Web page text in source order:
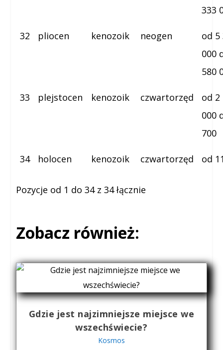
333
32 pliocen kenozoik neogen
od 5
000
580
33 plejstocen kenozoik czwartorzęd
od 2
000
700
34 holocen kenozoik czwartorzęd od
Pozycje od 1 do 34 z 34 łącznie
Zobacz również:
Gdzie jest najzimniejsze miejsce we
wszechświecie?
Kosmos